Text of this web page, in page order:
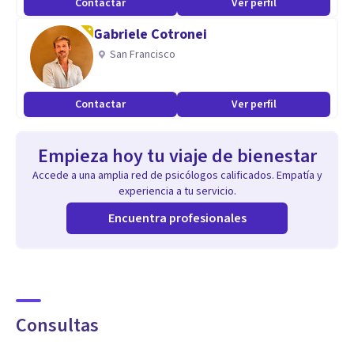
Contactar Ver perfil
Gabriele Cotronei
San Francisco
Contactar Ver perfil
Empieza hoy tu viaje de bienestar
Accede a una amplia red de psicólogos calificados. Empatía y
experiencia a tu servicio.
Encuentra profesionales
Consultas